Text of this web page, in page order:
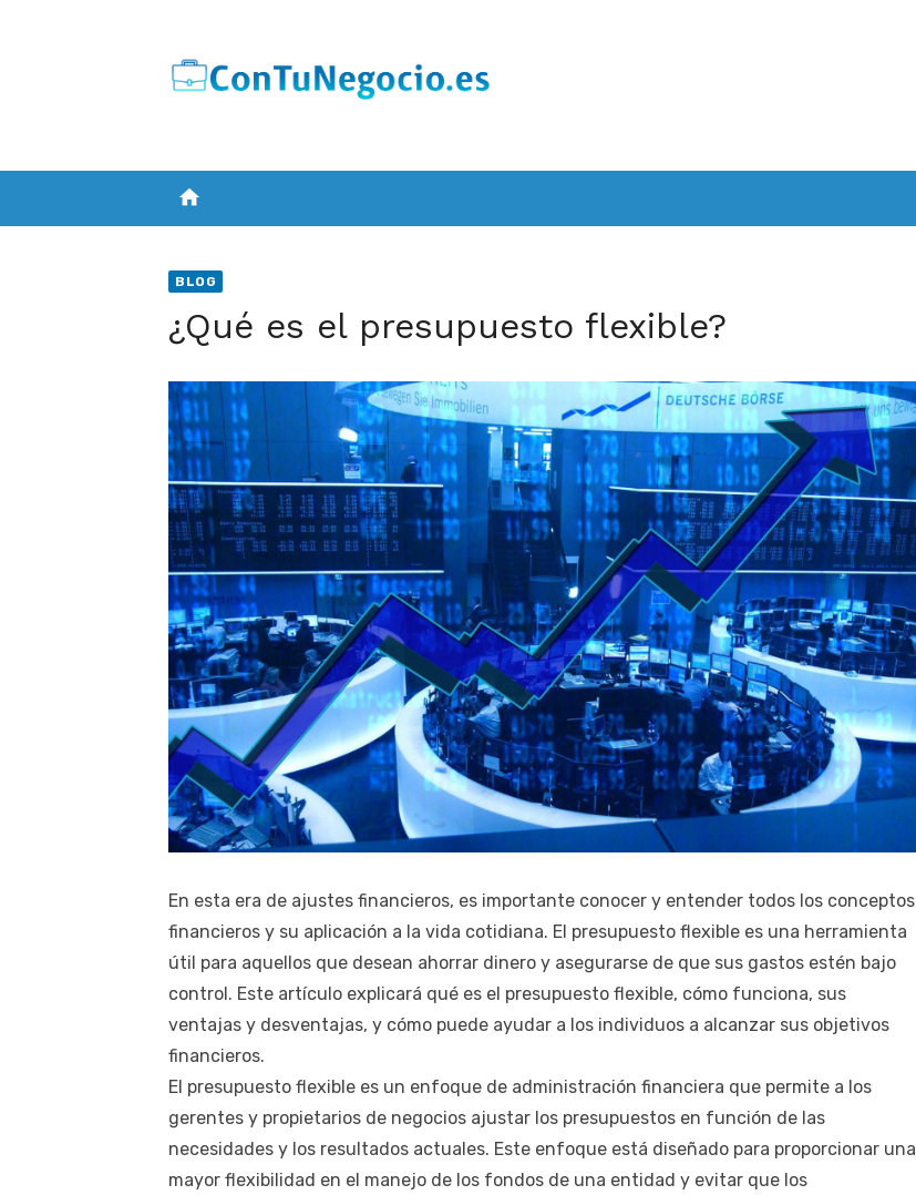
home
BLOG
¿Qué es el presupuesto flexible?
En esta era de ajustes financieros, es importante conocer y entender todos los conceptos
financieros y su aplicación a la vida cotidiana. El presupuesto flexible es una herramienta
útil para aquellos que desean ahorrar dinero y asegurarse de que sus gastos estén bajo
control. Este artículo explicará qué es el presupuesto flexible, cómo funciona, sus
ventajas y desventajas, y cómo puede ayudar a los individuos a alcanzar sus objetivos
financieros.
El presupuesto flexible es un enfoque de administración financiera que permite a los
gerentes y propietarios de negocios ajustar los presupuestos en función de las
necesidades y los resultados actuales. Este enfoque está diseñado para proporcionar una
mayor flexibilidad en el manejo de los fondos de una entidad y evitar que los